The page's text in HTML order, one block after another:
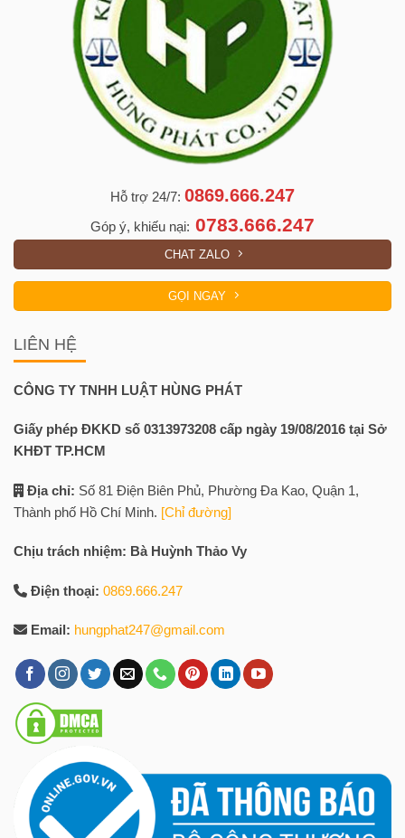
Hỗ trợ 24/7: 0869.666.247
Góp ý, khiếu nại: 0783.666.247
CHAT ZALO
GỌI NGAY
LIÊN HỆ
CÔNG TY TNHH LUẬT HÙNG PHÁT
Giấy phép ĐKKD số 0313973208 cấp ngày 19/08/2016 tại Sở
KHĐT TP.HCM
Địa chỉ: Số 81 Điện Biên Phủ, Phường Đa Kao, Quận 1,
Thành phố Hồ Chí Minh. [Chỉ đường]
Chịu trách nhiệm: Bà Huỳnh Thảo Vy
Điện thoại: 0869.666.247
Email: hungphat247@gmail.com